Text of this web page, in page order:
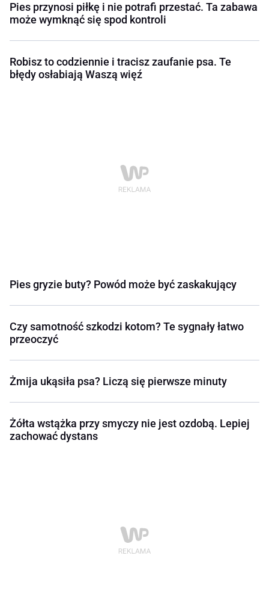
Pies przynosi piłkę i nie potrafi przestać. Ta zabawa
może wymknąć się spod kontroli
Robisz to codziennie i tracisz zaufanie psa. Te
błędy osłabiają Waszą więź
Pies gryzie buty? Powód może być zaskakujący
Czy samotność szkodzi kotom? Te sygnały łatwo
przeoczyć
Żmija ukąsiła psa? Liczą się pierwsze minuty
Żółta wstążka przy smyczy nie jest ozdobą. Lepiej
zachować dystans